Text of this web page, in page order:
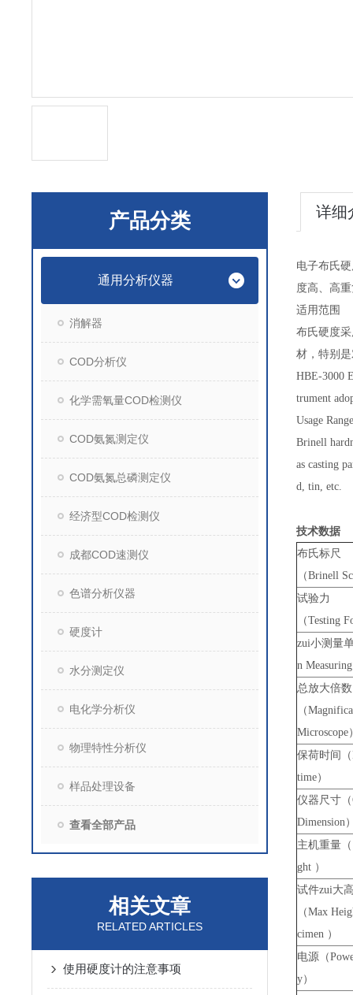
产品分类
通用分析仪器
消解器
COD分析仪
化学需氧量COD检测仪
COD氨氮测定仪
COD氨氮总磷测定仪
经济型COD检测仪
成都COD速测仪
色谱分析仪器
硬度计
水分测定仪
电化学分析仪
物理特性分析仪
样品处理设备
查看全部产品
相关文章
RELATED ARTICLES
使用硬度计的注意事项
详细
电子布氏
度高、高
适用范围
布氏硬度
材，特别
HBE-3000
trument
Usage
Brinell
as casting
d, tin, etc.
技术数据
布氏标尺
（Brinell
试验力
（Testing
zui小测量
n
总放大倍数
（
Microscope
保荷时间
time）
仪器尺寸
Dimension
主机重量
ght ）
试件zui大
（Max
cimen ）
电源（
y）